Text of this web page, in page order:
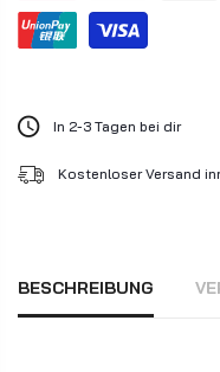
In 2-3 Tagen bei dir
Kostenloser Versand
BESCHREIBUNG